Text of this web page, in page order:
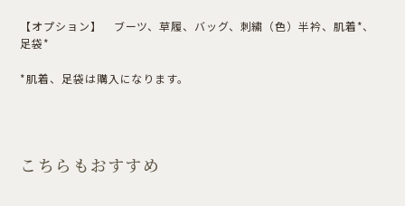
【オプション】 ブーツ、草履、バッグ、刺繍（色）半衿、肌着*、
足袋*
*肌着、足袋は購入になります。
こちらもおすすめ